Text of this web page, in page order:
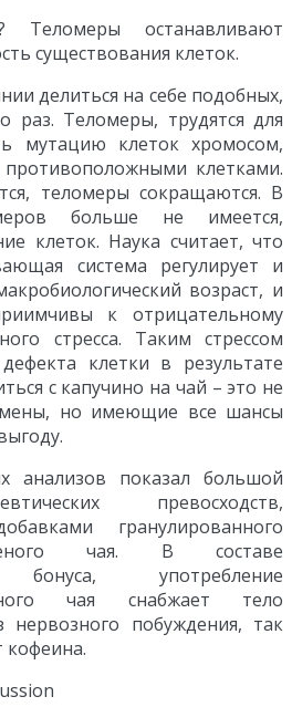
Теломеры останавливают
существования клеток.
делиться на себе подобных,
раз. Теломеры, трудятся для
мутацию клеток хромосом,
клетками.
теломеры сокращаются. В
больше не имеется,
клеток. Наука считает, что
система регулирует и
возраст, и
к отрицательному
стресса. Таким стрессом
клетки в результате
с капучино на чай – это не
но имеющие все шансы
анализов показал большой
превосходств,
гранулированного
чая. В составе
бонуса, употребление
чая снабжает тело
нервозного побуждения, так
кофеина.